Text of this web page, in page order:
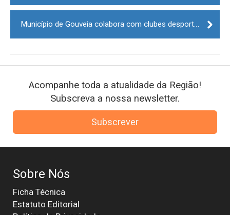
Município de Gouveia colabora com clubes desportivos nos testes à covid-19
Acompanhe toda a atualidade da Região!
Subscreva a nossa newsletter.
Subscrever
Sobre Nós
Ficha Técnica
Estatuto Editorial